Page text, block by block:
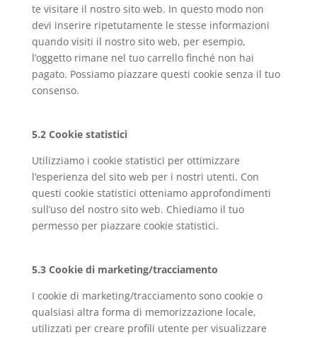
te visitare il nostro sito web. In questo modo non
devi inserire ripetutamente le stesse informazioni
quando visiti il nostro sito web, per esempio,
l’oggetto rimane nel tuo carrello finché non hai
pagato. Possiamo piazzare questi cookie senza il tuo
consenso.
5.2 Cookie statistici
Utilizziamo i cookie statistici per ottimizzare
l’esperienza del sito web per i nostri utenti. Con
questi cookie statistici otteniamo approfondimenti
sull’uso del nostro sito web. Chiediamo il tuo
permesso per piazzare cookie statistici.
5.3 Cookie di marketing/tracciamento
I cookie di marketing/tracciamento sono cookie o
qualsiasi altra forma di memorizzazione locale,
utilizzati per creare profili utente per visualizzare